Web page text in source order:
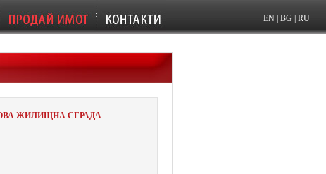
EN BG RU
ЖИЛИЩНА СГРАДА